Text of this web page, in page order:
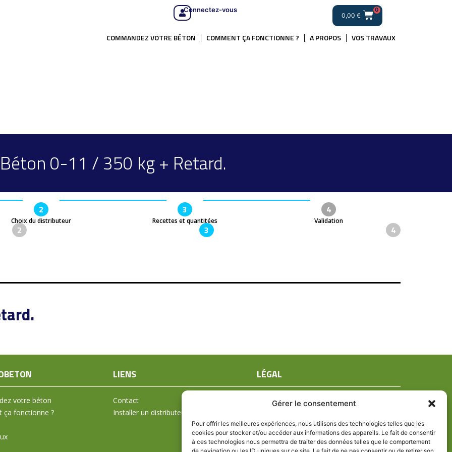
Gérer le consentement
Pour offrir les meilleures expériences, nous utilisons des technologies telles que les
cookies pour stocker et/ou accéder aux informations des appareils. Le fait de consentir
à ces technologies nous permettra de traiter des données telles que le comportement
Connectez-vous
0,00 €
0
COMMANDEZ VOTRE BÉTON COMMENT ÇA FONCTIONNE ? A PROPOS VOS TRAVAUX
Béton 0-11 / 350 kg + Retard.
2
Choix du distributeur
3
Recettes et quantitées
4
Validation
2 3 4
votre béton
ça fonctionne ?
LIENS
Contact
Installer un distributeur
LÉGAL
Mentions légales
Politique de confidentialité
Politique de cookies (UE)